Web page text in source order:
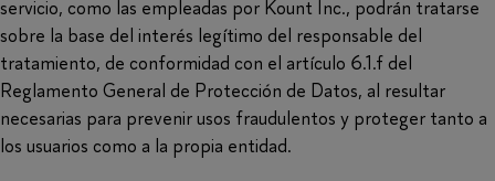
servicio, como las empleadas por Kount Inc., podrán tratarse
sobre la base del interés legítimo del responsable del
tratamiento, de conformidad con el artículo 6.1.f del
Reglamento General de Protección de Datos, al resultar
necesarias para prevenir usos fraudulentos y proteger tanto a
los usuarios como a la propia entidad.